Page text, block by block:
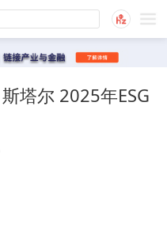
塔尔 2025年ESG